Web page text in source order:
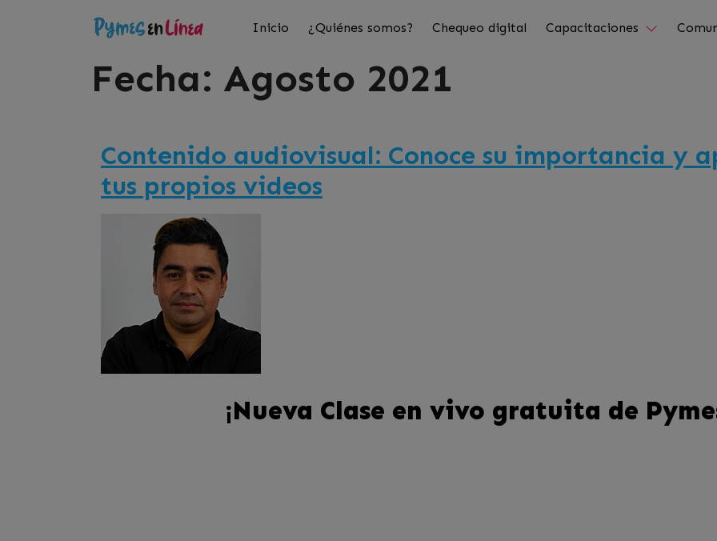
Inicio ¿Quiénes somos? Chequeo digital Capacitaciones
Fecha: Agosto 2021
Contenido audiovisual: Conoce su importancia y
tus propios videos
¡Nueva Clase en vivo gratuita de